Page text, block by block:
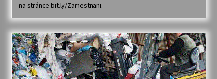
Votavžatský ploty
23. 7. 2026
Letní koncerty ve Stromovce: Rufus Miller
22. 7. 2026
na stránce bit.ly/Zamestnani.